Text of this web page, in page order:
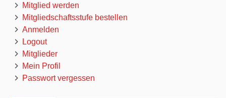
Mitglied werden
Mitgliedschaftsstufe bestellen
Anmelden
Logout
Mitglieder
Mein Profil
Passwort vergessen